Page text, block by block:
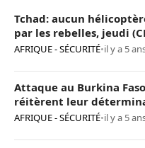
Tchad: aucun
par les rebelles, jeudi
AFRIQUE - SÉCURITÉ•il y a 5
Attaque au Burkina
réitèrent leur
AFRIQUE - SÉCURITÉ•il y a 5